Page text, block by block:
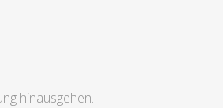
hinausgehen.